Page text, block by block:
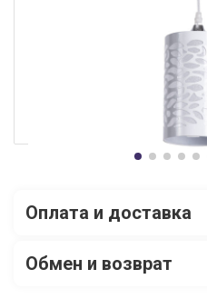
Подвесной светильник
Оплата и доставка
Обмен и возврат